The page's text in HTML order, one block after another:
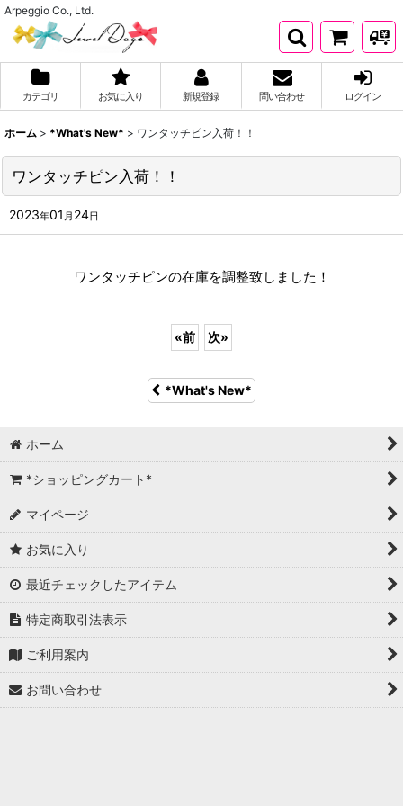
Arpeggio Co., Ltd.
カテゴリ お気に入り 新規登録 問い合わせ ログイン
ホーム > *What's New* > ワンタッチピン入荷！！
ワンタッチピン入荷！！
2023年01 月 24日
ワンタッチピンの在庫を調整致しました！
«前 次»
*What's New*
ホーム
*ショッピングカート*
マイページ
お気に入り
最近チェックしたアイテム
特定商取引法表示
ご利用案内
お問い合わせ